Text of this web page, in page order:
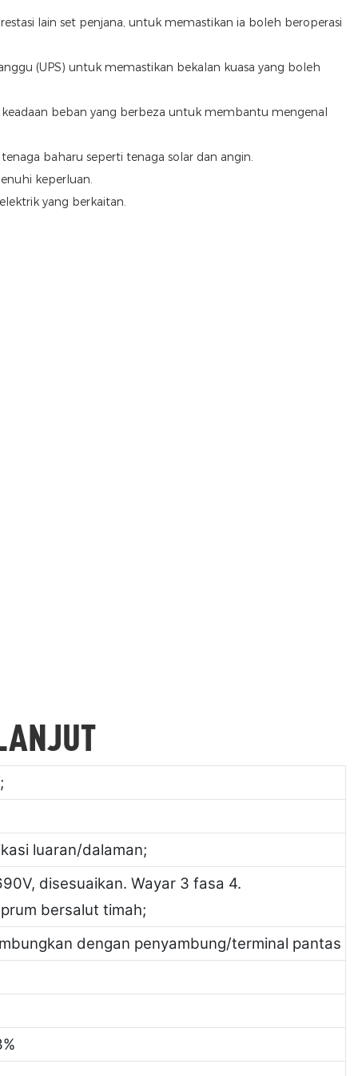
lain set penjana, untuk memastikan ia boleh beroperasi
(UPS) untuk memastikan bekalan kuasa yang boleh
keadaan beban yang berbeza untuk membantu mengenal
baharu seperti tenaga solar dan angin.
keperluan.
yang berkaitan.
luaran/dalaman;
disesuaikan. Wayar 3 fasa 4.
bersalut timah;
dengan penyambung/terminal pantas